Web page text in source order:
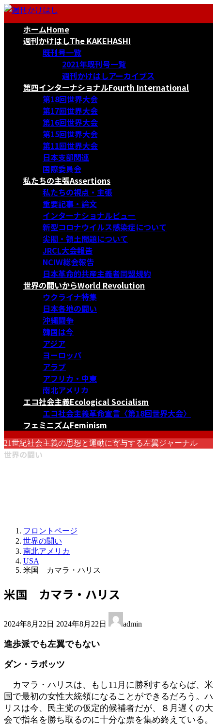
コ
ナ
ホームHome
週刊かけはしThe KAKEHASHI
既刊号一覧
2021年既刊号一覧
週刊かけはしアーカイブス
第四インターナショナルFourth International
第18回世界大会
第17回世界大会
第16回世界大会
第15回世界大会
第11回世界大会
日本支部関連
国際委員会
私たちの主張Assertions
私たちの視点・主張
重要記事・論文
インターナショナルビュー
新型コロナウイルス感染症について
尖閣・領土問題について
JRCL大会報告
NCIW総会報告
日本革命的共産主義者同盟規約
世界の闘いからWorld Revolution
ウクライナ特集
日本各地の闘い
沖縄闘争
韓国は今
アジア
ヨーロッパ
アラブ
アフリカ・中東
南北アメリカ
エコ社会主義Ecological Socialism
エコ社会主義革命宣言〈第18回世界大会〉
フェミニズムFeminism
21世紀社会主義の思想と運動に寄与する左翼ジャーナル
世界の闘い
フロントページ
世界の闘い
南北アメリカ
USA
米国 カマラ・ハリス
米国 カマラ・ハリス
2024年8月22日 終
新
時
2024年8月22日 admin
進歩派でも左翼でもない
ダン・ラボッツ
カマラ・ハリスは、もし11月に勝利するならば、米
国で最初の女性大統領になることができるだろう。ハ
リスは今、民主党の仮定的候補者だが、８月遅くの大
会で指名を勝ち取るのに十分な票を集め終えている。